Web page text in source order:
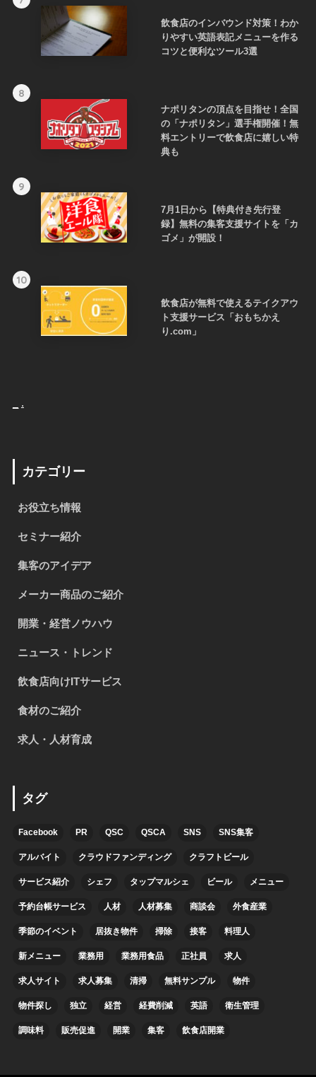
飲食店のインバウンド対策！わか
りやすい英語表記メニューを作る
コツと便利なツール3選
8
ナポリタンの頂点を目指せ！全国
の「ナポリタン」選手権開催！無
料エントリーで飲食店に嬉しい特
典も
9
7月1日から【特典付き先行登
録】無料の集客支援サイトを「カ
ゴメ」が開設！
10
飲食店が無料で使えるテイクアウ
ト支援サービス「おもちかえ
り.com」
.
カテゴリー
お役立ち情報
セミナー紹介
集客のアイデア
メーカー商品のご紹介
開業・経営ノウハウ
ニュース・トレンド
飲食店向けITサービス
食材のご紹介
求人・人材育成
タグ
Facebook PR QSC QSCA SNS SNS集客
アルバイト クラウドファンディング クラフトビール
サービス紹介 シェフ タップマルシェ ビール メニュー
予約台帳サービス 人材 人材募集 商談会 外食産業
季節のイベント 居抜き物件 掃除 接客 料理人
新メニュー 業務用 業務用食品 正社員 求人
求人サイト 求人募集 清掃 無料サンプル 物件
物件探し 独立 経営 経費削減 英語 衛生管理
調味料 販売促進 開業 集客 飲食店開業